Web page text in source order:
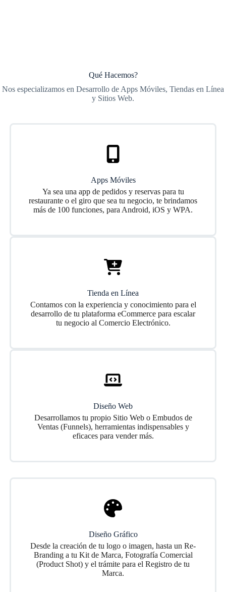
Qué Hacemos?
Nos especializamos en Desarrollo de Apps Móviles, Tiendas en Línea
y Sitios Web.
Apps Móviles
Ya sea una app de pedidos y reservas para tu
restaurante o el giro que sea tu negocio, te brindamos
más de 100 funciones, para Android, iOS y WPA.
Tienda en Línea
Contamos con la experiencia y conocimiento para el
desarrollo de tu plataforma eCommerce para escalar
tu negocio al Comercio Electrónico.
Diseño Web
Desarrollamos tu propio Sitio Web o Embudos de
Ventas (Funnels), herramientas indispensables y
eficaces para vender más.
Diseño Gráfico
Desde la creación de tu logo o imagen, hasta un Re-
Branding a tu Kit de Marca, Fotografía Comercial
(Product Shot) y el trámite para el Registro de tu
Marca.